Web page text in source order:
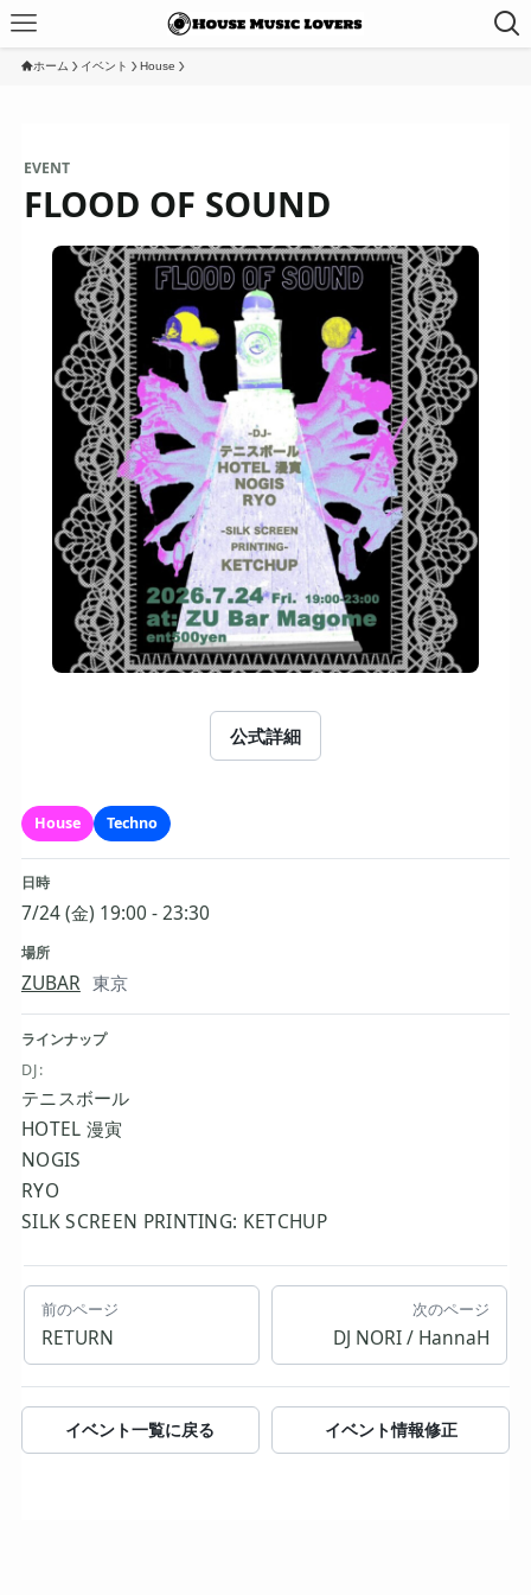
ホーム イベント House
EVENT
FLOOD OF SOUND
公式詳細
House Techno
日時
7/24 (金) 19:00 - 23:30
場所
ZUBAR 東京
ラインナップ
DJ:
テニスボール
HOTEL 漫寅
NOGIS
RYO
SILK SCREEN PRINTING: KETCHUP
前のページ
RETURN
次のページ
DJ NORI / HannaH
イベント一覧に戻る イベント情報修正